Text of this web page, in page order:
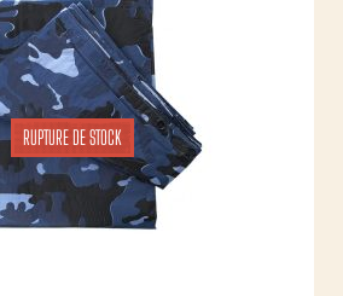
RUPTURE DE STOCK